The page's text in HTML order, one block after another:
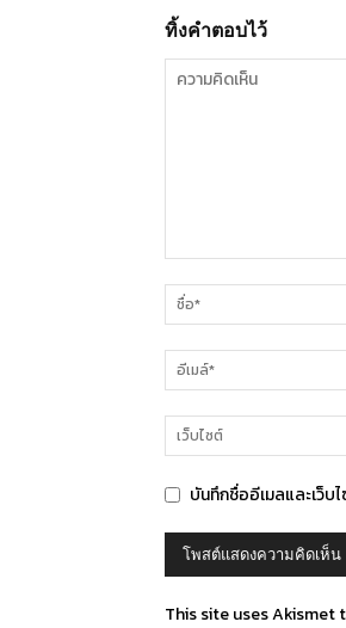
ทิ้งคำตอบไว้
บันทึกชื่ออีเมลและเว็บ
This site uses Akismet